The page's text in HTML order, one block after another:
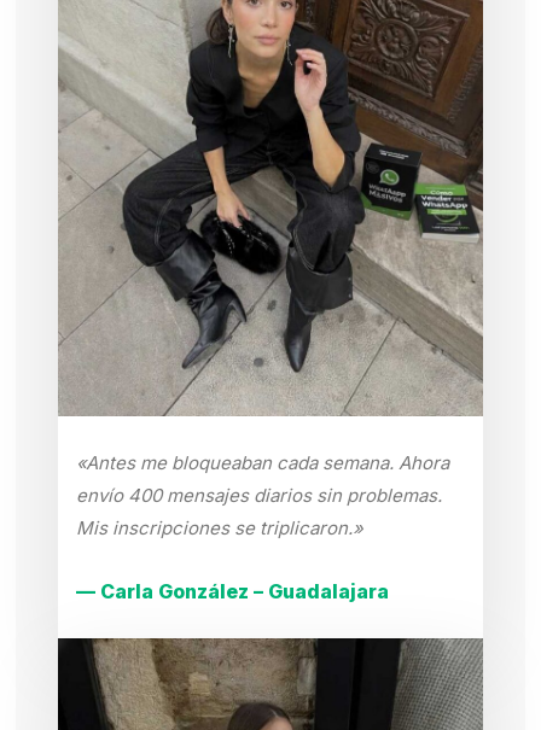
«Antes me bloqueaban cada semana. Ahora
envío 400 mensajes diarios sin problemas.
Mis inscripciones se triplicaron.»
— Carla González – Guadalajara